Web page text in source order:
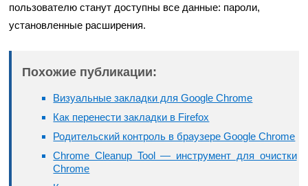
пользователю станут доступны все данные: пароли,
установленные расширения.
Похожие публикации:
Визуальные закладки для Google Chrome
Как перенести закладки в Firefox
Родительский контроль в браузере Google Chrome
Chrome Cleanup Tool — инструмент для очистки
Chrome